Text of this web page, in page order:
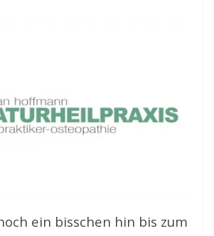
ein bisschen hin bis zum